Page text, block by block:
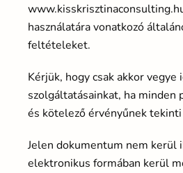
használatára vonatkozó
feltételeket.
Kérjük, hogy csak akkor vegye
szolgáltatásainkat, ha minden
és kötelező érvényűnek tekinti
Jelen dokumentum nem kerül
elektronikus formában kerül